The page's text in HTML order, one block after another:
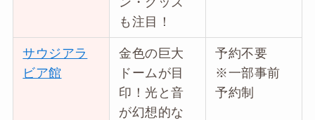
も注目！
サウジアラ
ビア館
金色の巨大
ドームが目
印！光と音
が幻想的な
予約不要
※一部事前
予約制